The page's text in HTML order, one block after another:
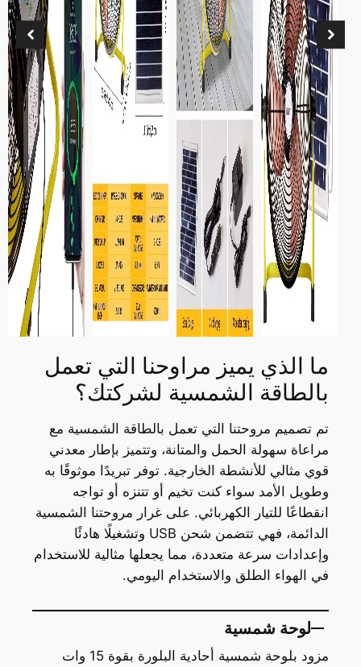
ما الذي يميز مراوحنا التي تعمل
بالطاقة الشمسية لشركتك؟
تم تصميم مروحتنا التي تعمل بالطاقة الشمسية مع
مراعاة سهولة الحمل والمتانة، وتتميز بإطار معدني
قوي مثالي للأنشطة الخارجية. توفر تبريدًا موثوقًا به
وطويل الأمد سواء كنت تخيم أو تتنزه أو تواجه
انقطاعًا للتيار الكهربائي. على غرار مروحتنا الشمسية
الدائمة، فهي تتضمن شحن USB وتشغيلًا هادئًا
وإعدادات سرعة متعددة، مما يجعلها مثالية للاستخدام
في الهواء الطلق والاستخدام اليومي.
لوحة شمسية
مزود بلوحة شمسية أحادية البلورة بقوة 15 وات